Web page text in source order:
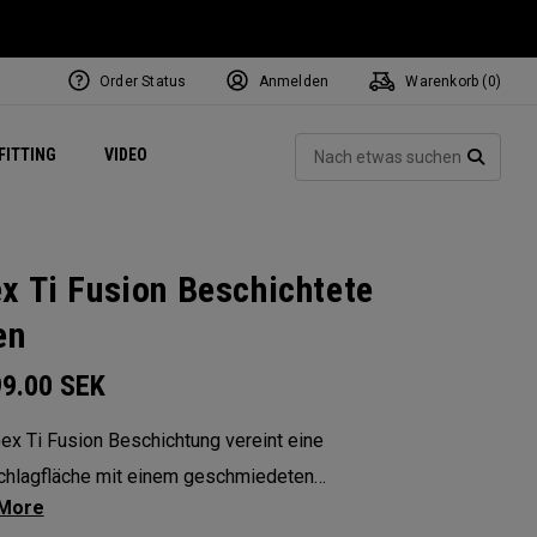
VIDEO Exclusive Mavrik Complete Sets
Exklusiv - Golfbälle
Women's Golf Balls
Exklusiv - Zubehör
Regional Performance Centers
Order Status Anmelden Warenkorb ( 0)
Ti Fusion Beschichtete
SEK
Ti Fusion Beschichtung vereint eine
mit einem geschmiedeten
und einer hochwertigen verchromten